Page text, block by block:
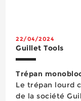
22/04/2024
Guillet Tools
Trépan
Le trépan lourd
de la société